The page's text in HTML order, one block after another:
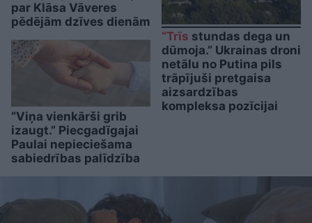
par Klāsa Vāveres
pēdējām dzīves dienām
“Viņa vienkārši grib
izaugt.” Piecgadīgajai
Paulai nepieciešama
sabiedrības palīdzība
“Trīs stundas dega un
dūmoja.” Ukrainas droni
netālu no Putina pils
trāpījuši pretgaisa
aizsardzības
kompleksa pozīcijai